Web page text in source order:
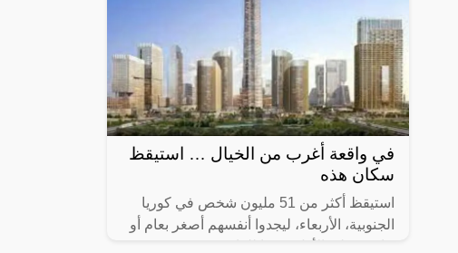
في واقعة أغرب من الخيال … استيقظ
سكان هذه
استيقظ أكثر من 51 مليون شخص في كوريا
الجنوبية، الأربعاء، ليجدوا أنفسهم أصغر بعام أو